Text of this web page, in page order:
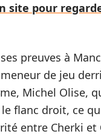
site pour
preuves à
de jeu
Michel Olise,
flanc droit, ce
entre Cherki